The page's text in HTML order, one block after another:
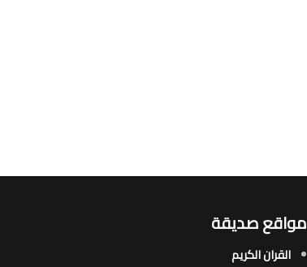
مواقع صديقة
القران الكريم